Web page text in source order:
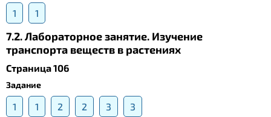
1 1
7.2. Лабораторное занятие. Изучение
транспорта веществ в растениях
Страница 106
Задание
1 1 2 2 3 3